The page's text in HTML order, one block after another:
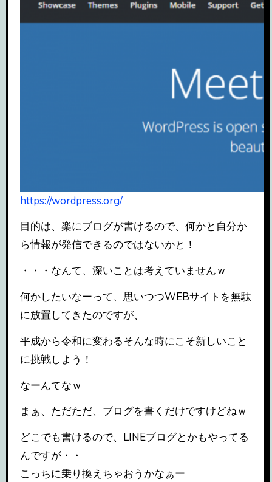
https://wordpress.org/
目的は、楽にブログが書けるので、何かと自分か
ら情報が発信できるのではないかと！
・・・なんて、深いことは考えていませんｗ
何かしたいなーって、思いつつWEBサイトを無駄
に放置してきたのですが、
平成から令和に変わるそんな時にこそ新しいこと
に挑戦しよう！
なーんてなｗ
まぁ、ただただ、ブログを書くだけですけどねｗ
どこでも書けるので、LINEブログとかもやってる
んですが・・
こっちに乗り換えちゃおうかなぁー